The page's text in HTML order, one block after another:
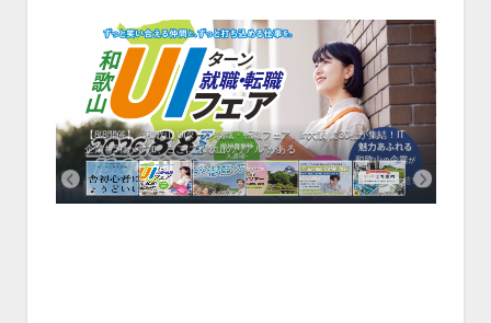
【8/8開催】「和歌山 UIターン就職・転職フェア」in大阪 に30社が集結！IT
企業も5社が参加、ここに“和歌山のリアル”がある